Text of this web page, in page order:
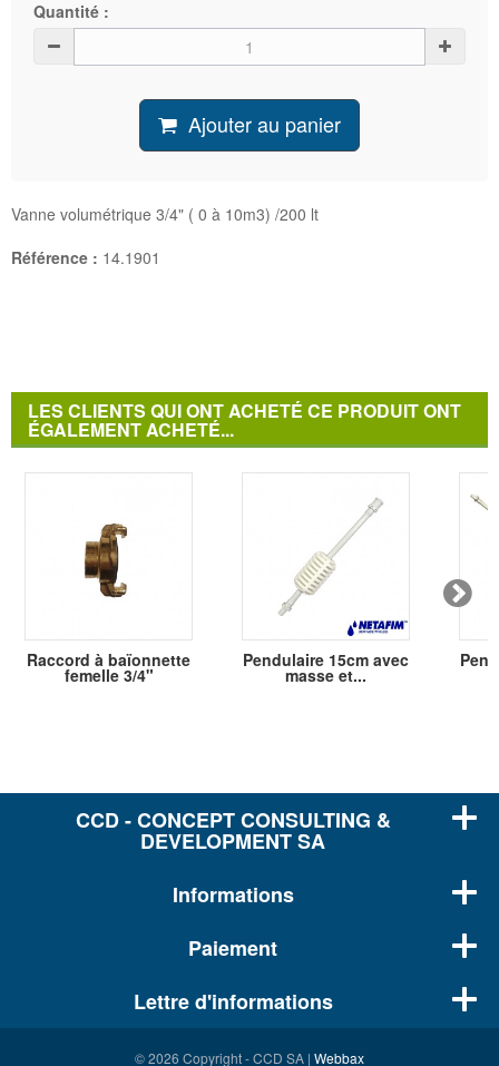
Quantité :
Ajouter au panier
Vanne volumétrique 3/4" ( 0 à 10m3) /200 lt
Référence : 14.1901
LES CLIENTS QUI ONT ACHETÉ CE PRODUIT ONT
ÉGALEMENT ACHETÉ...
Raccord à baïonnette
femelle 3/4"
Pendulaire 15cm avec
masse et...
CCD - CONCEPT CONSULTING &
DEVELOPMENT SA
Informations
© 2026 Copyright - CCD SA | Webbax
Paiement
Lettre d'informations